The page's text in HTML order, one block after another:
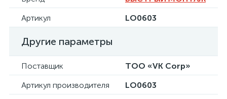
Артикул
LO0603
Другие параметры
Поставщик
ТОО «VK Corp»
Артикул производителя
LO0603